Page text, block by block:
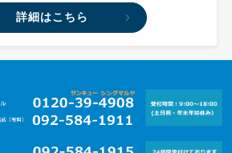
詳細はこちら